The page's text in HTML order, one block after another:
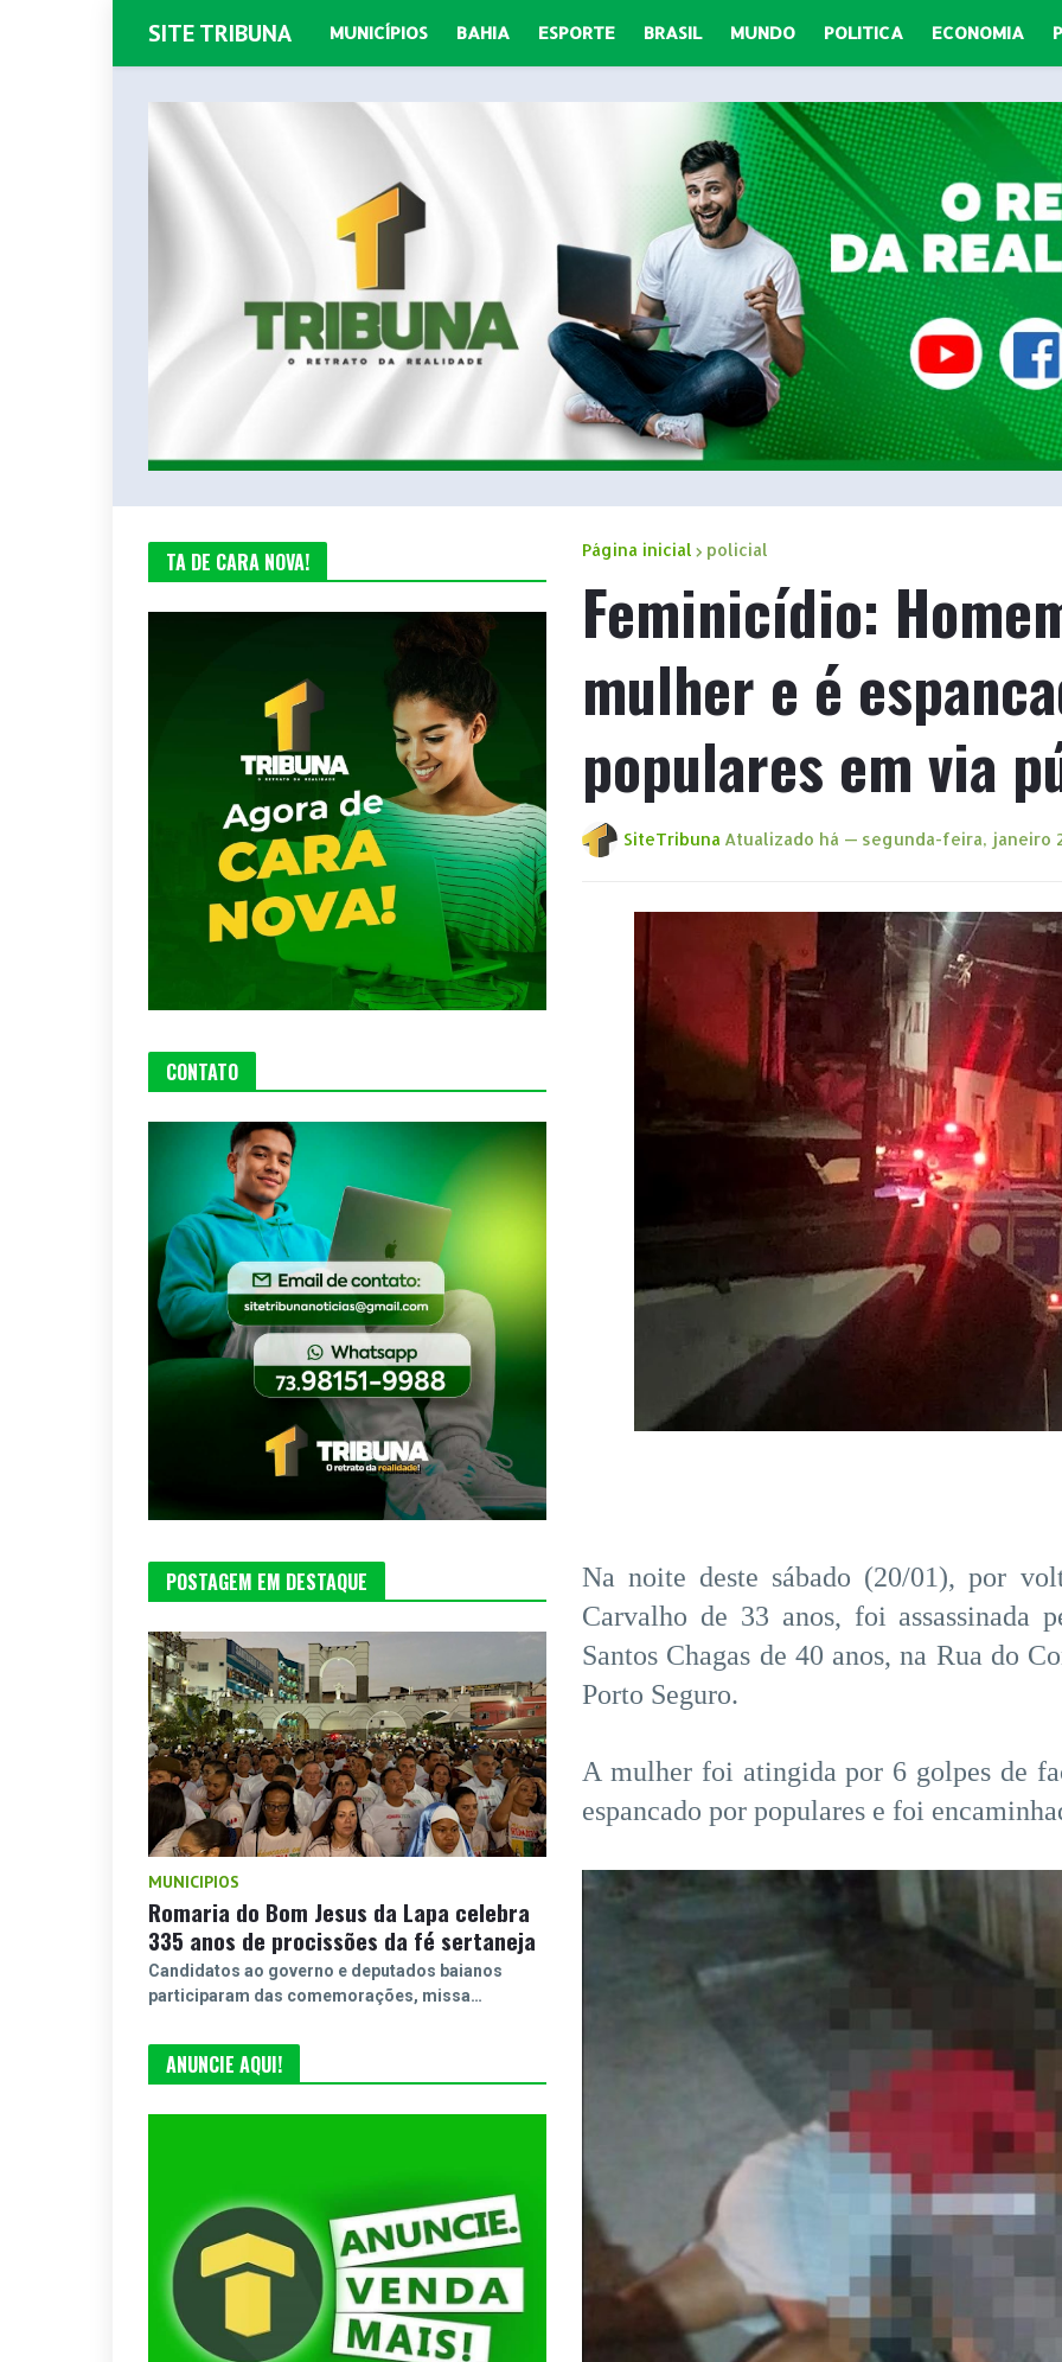
SITE TRIBUNA MUNICÍPIOS BAHIA ESPORTE BRASIL MUNDO POLITICA ECONOMIA
Página inicial policial
Feminicídio:
mulher e é
populares em via
SiteTribuna Atualizado há — segunda-feira, janeiro
Na noite deste sábado (20/01), por
Carvalho de 33 anos, foi assassinada
Santos Chagas de 40 anos, na Rua do
Porto Seguro.
A mulher foi atingida por 6 golpes de
espancado por populares e foi
TA DE CARA NOVA!
CONTATO
POSTAGEM EM DESTAQUE
MUNICIPIOS
Romaria do Bom Jesus da Lapa celebra
335 anos de procissões da fé sertaneja
Candidatos ao governo e deputados baianos
participaram das comemorações, missa…
ANUNCIE AQUI!